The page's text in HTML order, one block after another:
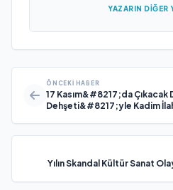
YAZARIN DIĞER
ÖNCEKI HABER
17 Kasım&#8217;da Çıkacak
Dehşeti&#8217;yle Kadim
Yılın Skandal Kültür Sanat